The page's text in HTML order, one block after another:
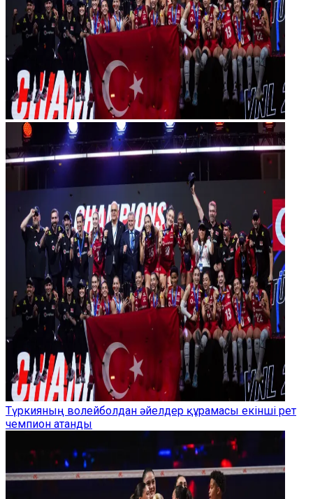
Түркияның волейболдан әйелдер құрамасы екінші рет
чемпион атанды